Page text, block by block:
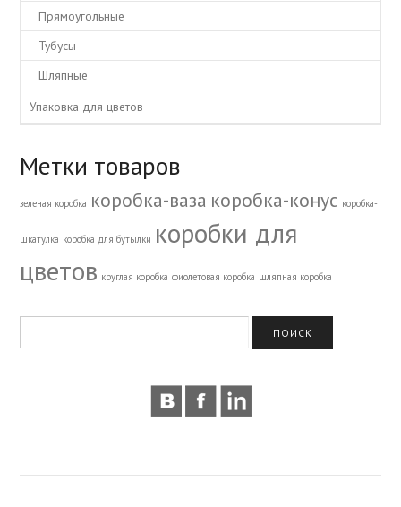
Прямоугольные
Тубусы
Шляпные
Упаковка для цветов
Метки товаров
зеленая коробка коробка-ваза коробка-конус коробка-
шкатулка коробка для бутылки коробки для
цветов круглая коробка фиолетовая коробка шляпная коробка